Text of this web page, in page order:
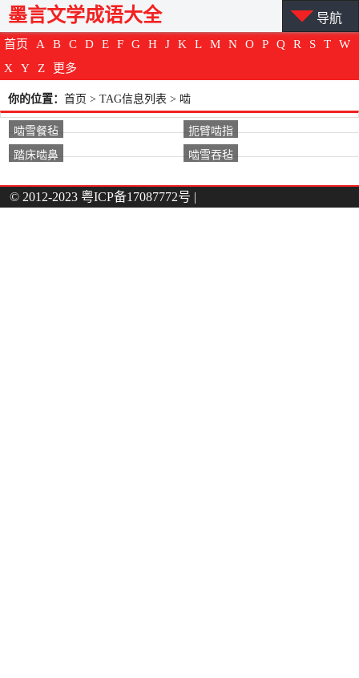
首页 A B C D E F G H J K L M N O P Q R S T
W
X
Y Z 更多
墨言文学成语大全 导航
你的位置： 首页 > TAG信息列表 > 啮
啮雪餐毡
扼臂啮指
踏床啮鼻
啮雪吞毡
© 2012-2023 粤ICP备17087772号 |